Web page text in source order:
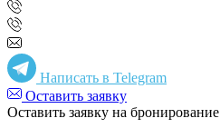
Написать в Telegram
Оставить заявку
Оставить заявку на бронирование